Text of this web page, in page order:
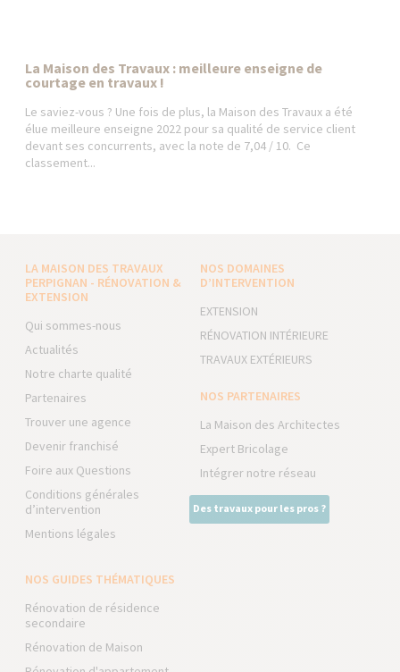
La Maison des Travaux : meilleure enseigne de
courtage en travaux !
Le saviez-vous ? Une fois de plus, la Maison des Travaux a été
élue meilleure enseigne 2022 pour sa qualité de service client
devant ses concurrents, avec la note de 7,04 / 10. Ce
classement...
LA MAISON DES TRAVAUX
PERPIGNAN - RÉNOVATION &
EXTENSION
Qui sommes-nous
Actualités
Notre charte qualité
Partenaires
Trouver une agence
Devenir franchisé
Foire aux Questions
Conditions générales
d’intervention
Mentions légales
NOS DOMAINES
D’INTERVENTION
EXTENSION
RÉNOVATION INTÉRIEURE
TRAVAUX EXTÉRIEURS
NOS PARTENAIRES
La Maison des Architectes
Expert Bricolage
Intégrer notre réseau
Des travaux pour les pros ?
NOS GUIDES THÉMATIQUES
Rénovation de résidence
secondaire
Rénovation de Maison